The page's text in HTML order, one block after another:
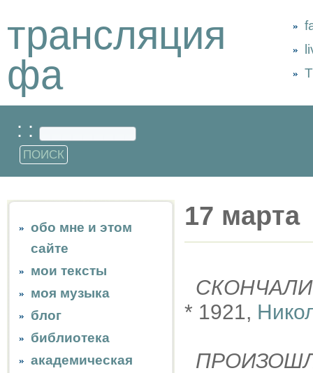
трансляция
фа
: :
обо мне и этом
сайте
мои тексты
моя музыка
блог
библиотека
академическая
17 марта
* 1921,